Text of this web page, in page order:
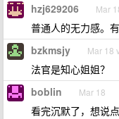
hzj629206 Mar
普通人的无力感。有
bzkmsjy Mar 18
法官是知心姐姐？
boblin Mar 18
看完沉默了，想说